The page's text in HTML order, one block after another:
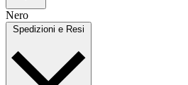
Nero
Spedizioni e Resi